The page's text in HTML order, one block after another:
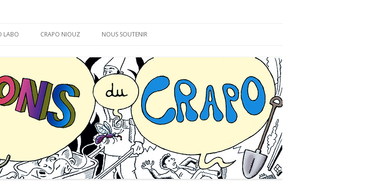
au
LABO
DU CRAPO
!
CRAPO NIOUZ NOUS SOUTENIR